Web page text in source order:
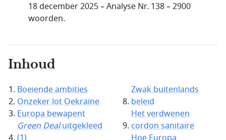
18 december 2025 – Analyse Nr. 138 – 2900
woorden.
Inhoud
Boeiende ambities
Onzeker lot Oekraïne
Europa bewapent
Green Dealuitgekleed
Zwak buitenlands
beleid
Het verdwenen
cordon sanitaire